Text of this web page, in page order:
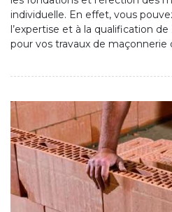
individuelle. En effet, vous
l’expertise et à la qualification
pour vos travaux de maçonnerie